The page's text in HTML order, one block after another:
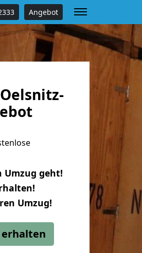
Angebot
Umzug geht!
Umzug!